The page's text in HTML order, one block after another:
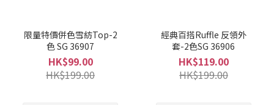
限量特價併色雪紡Top-2
色 SG 36907
HK$99.00
HK$199.00
經典百搭Ruffle 反領外
套-2色SG 36906
HK$119.00
HK$199.00